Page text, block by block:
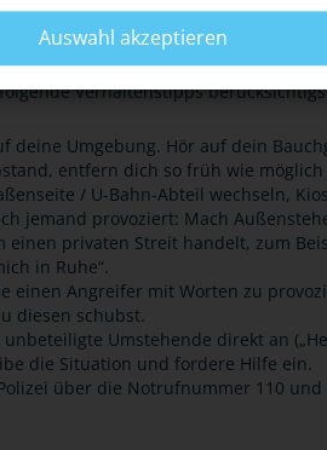
Sicherheitsgefühl – ohne Waffen!
zu tragen, kannst du dein
Verhaltenstipps
deine Umgebung. Hör auf dein
entfern dich so früh wie
/ U-Bahn-Abteil wechseln,
jemand provoziert: Mach
einen privaten Streit handelt, zum
in Ruhe“.
einen Angreifer mit Worten zu
diesen schubst.
unbeteiligte Umstehende direkt an
die Situation und fordere Hilfe ein.
über die Notrufnummer 110
Auswahl akzeptieren